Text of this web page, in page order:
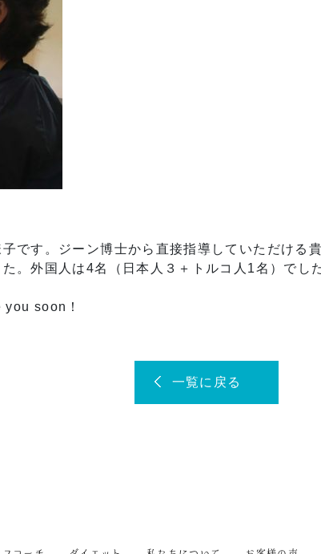
です。ジーン博士から直接指導していただける
。外国人は4名（日本人３＋トルコ人1名）でした
you soon！
一覧に戻る